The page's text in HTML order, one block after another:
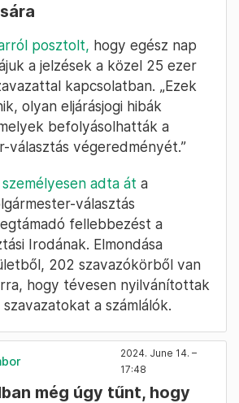
posztolt, hogy egész nap
a jelzések a közel 25 ezer
kapcsolatban. „Ezek
olyan eljárásjogi hibák
befolyásolhatták a
választás végeredményét.”
személyesen adta át a
választás
fellebbezést a
Irodának. Elmondása
202 szavazókörből van
hogy tévesen nyilvánítottak
a számlálók.
2024. June 14. –
17:48
még úgy tűnt, hogy